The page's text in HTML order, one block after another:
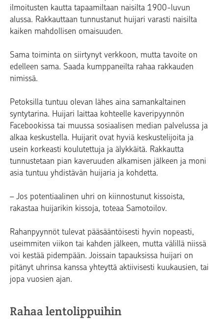
ilmoitusten kautta tapaamiltaan naisilta 1900-luvun
alussa. Rakkauttaan tunnustanut huijari varasti naisilta
kaiken mahdollisen omaisuuden.
Sama toiminta on siirtynyt verkkoon, mutta tavoite on
edelleen sama. Saada kumppaneilta rahaa rakkauden
nimissä.
Petoksilla tuntuu olevan lähes aina samankaltainen
syntytarina. Huijari laittaa kohteelle kaveripyynnön
Facebookissa tai muussa sosiaalisen median palvelussa ja
alkaa keskustella. Huijarit ovat hyviä keskustelijoita ja
usein korkeasti koulutettuja ja älykkäitä. Rakkautta
tunnustetaan pian kaveruuden alkamisen jälkeen ja moni
asia tuntuu yhdistävän huijaria ja kohdetta.
– Jos potentiaalinen uhri on kiinnostunut kissoista,
rakastaa huijarikin kissoja, toteaa Samotoilov.
Rahanpyynnöt tulevat pääsääntöisesti hyvin nopeasti,
useimmiten viikon tai kahden jälkeen, mutta välillä niissä
voi kestää pidempään. Joissain tapauksissa huijari on
pitänyt uhrinsa kanssa yhteyttä aktiivisesti kuukausien, tai
jopa vuosien ajan.
Rahaa lentolippuihin